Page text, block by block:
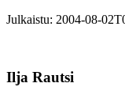
Julkaistu: 2004-08-
Ilja Rautsi